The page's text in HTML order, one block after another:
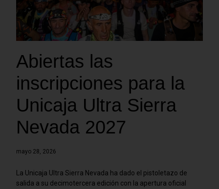
Abiertas las
inscripciones para la
Unicaja Ultra Sierra
Nevada 2027
mayo 28, 2026
La Unicaja Ultra Sierra Nevada ha dado el pistoletazo de
salida a su decimotercera edición con la apertura oficial